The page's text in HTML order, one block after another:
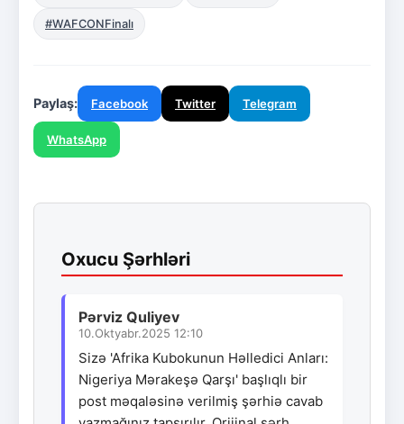
#WAFCONFinalı
Paylaş: Facebook Twitter Telegram
WhatsApp
Oxucu Şərhləri
Pərviz Quliyev
10.Oktyabr.2025 12:10
Sizə 'Afrika Kubokunun Həlledici Anları:
Nigeriya Mərakeşə Qarşı' başlıqlı bir
post məqaləsinə verilmiş şərhiə cavab